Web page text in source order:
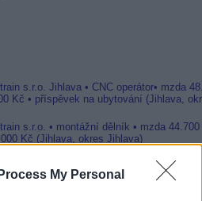
My Personal
s.r.o. Jihlava • CNC operátor• mzda
Kč • příspěvek na ubytování (Jihlava,
s.r.o. • montážní dělník • mzda 44.700
Kč (Jihlava, okres Jihlava)
50.000 Kč • ubytování (Jihlava, okres
s.r.o. Jihlava • střídač • mzda 48.400
okres Jihlava)